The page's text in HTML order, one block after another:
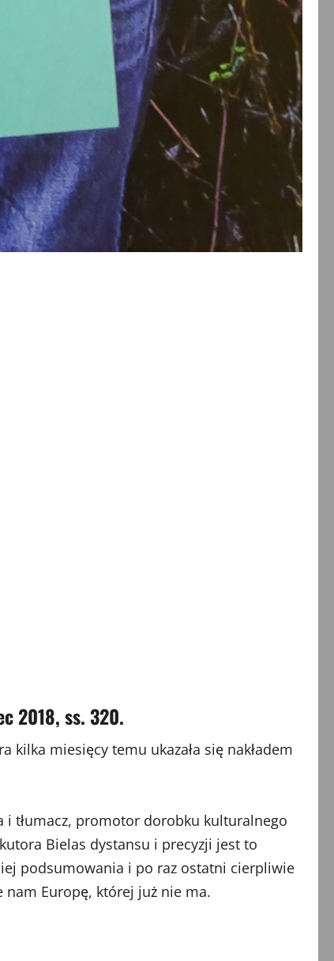
2018, ss. 320.
kilka miesięcy temu ukazała się nakładem
i tłumacz, promotor dorobku kulturalnego
Bielas dystansu i precyzji jest to
podsumowania i po raz ostatni cierpliwie
nam Europę, której już nie ma.